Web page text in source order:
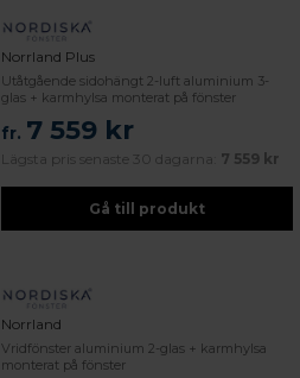
Norrland Plus
Utåtgående sidohängt 2-luft aluminium 3-
glas + karmhylsa monterat på fönster
fr. 7 559 kr
Lägsta pris senaste 30 dagarna: 7 559 kr
Gå till produkt
Norrland
Vridfönster aluminium 2-glas + karmhylsa
monterat på fönster